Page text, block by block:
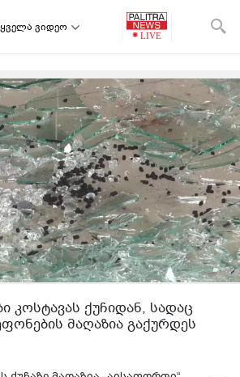
ყველა ვიდეო
კოსტავას ქუჩიდან, სადაც
მაღაზია გაქურდეს